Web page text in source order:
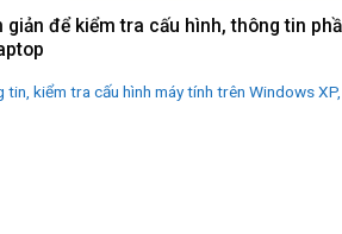
giản để kiểm tra cấu hình, thông tin
kiểm tra cấu hình máy tính trên Windows XP,